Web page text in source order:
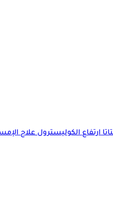
ارتفاع الكوليسترولعلاج